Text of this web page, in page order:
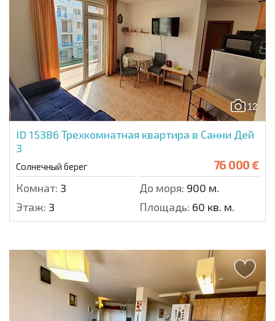
12
ID 15386 Трехкомнатная квартира в Санни Дей
3
Солнечный берег 76 000 €
Комнат: 3 До моря: 900 м.
Этаж: 3 Площадь: 60 кв. м.